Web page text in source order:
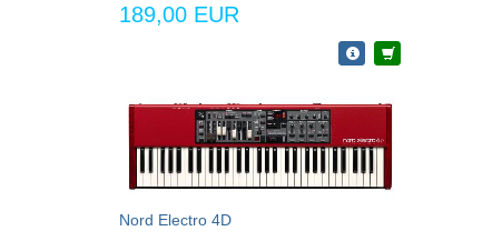
189,00 EUR
Nord Electro 4D